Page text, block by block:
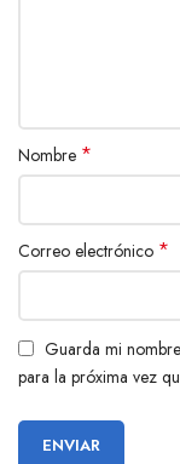
Nombre *
Correo electrónico *
Guarda mi
para la próxima vez